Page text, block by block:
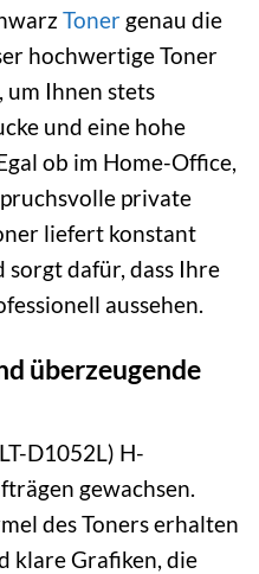
Toner genau die
hochwertige Toner
Ihnen stets
und eine hohe
ob im Home-Office,
private
liefert konstant
sorgt dafür, dass Ihre
aussehen.
überzeugende
D1052L) H-
gewachsen.
des Toners erhalten
klare Grafiken, die